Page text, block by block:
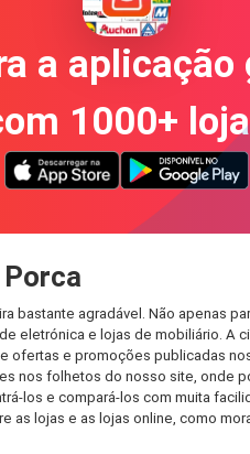
a
1000+
bastante agradável. Não apenas
eletrónica e lojas de mobiliário.
e promoções publicadas
nos folhetos do nosso site,
los e compará-los com muita
as lojas e as lojas online, como